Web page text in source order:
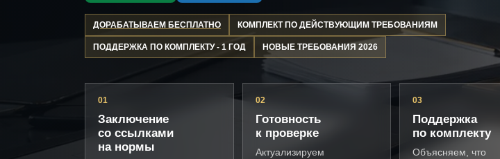
ДОРАБАТЫВАЕМ БЕСПЛАТНО КОМПЛЕКТ ПО ДЕЙСТВУЮЩИМ ТРЕБОВАНИЯМ
ПОДДЕРЖКА ПО КОМПЛЕКТУ - 1 ГОД НОВЫЕ ТРЕБОВАНИЯ 2026
01
Заключение
со ссылками
на нормы
02
Готовность
к проверке
Актуализируем
03
Поддержка
по комплекту
Объясняем, что